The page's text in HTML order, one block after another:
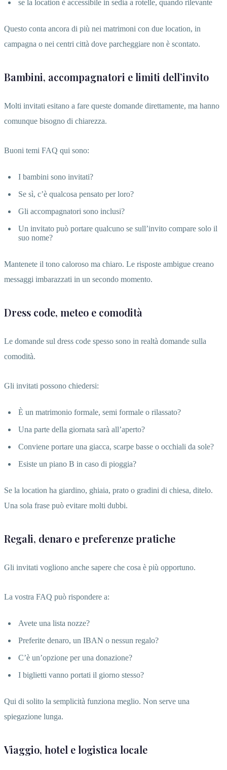
se la location è accessibile in sedia a rotelle, quando rilevante
Questo conta ancora di più nei matrimoni con due location, in
campagna o nei centri città dove parcheggiare non è scontato.
Bambini, accompagnatori e limiti dell’invito
Molti invitati esitano a fare queste domande direttamente, ma hanno
comunque bisogno di chiarezza.
Buoni temi FAQ qui sono:
I bambini sono invitati?
Se sì, c’è qualcosa pensato per loro?
Gli accompagnatori sono inclusi?
Un invitato può portare qualcuno se sull’invito compare solo il
suo nome?
Mantenete il tono caloroso ma chiaro. Le risposte ambigue creano
messaggi imbarazzati in un secondo momento.
Dress code, meteo e comodità
Le domande sul dress code spesso sono in realtà domande sulla
comodità.
Gli invitati possono chiedersi:
È un matrimonio formale, semi formale o rilassato?
Una parte della giornata sarà all’aperto?
Conviene portare una giacca, scarpe basse o occhiali da sole?
Esiste un piano B in caso di pioggia?
Se la location ha giardino, ghiaia, prato o gradini di chiesa, ditelo.
Una sola frase può evitare molti dubbi.
Regali, denaro e preferenze pratiche
Gli invitati vogliono anche sapere che cosa è più opportuno.
La vostra FAQ può rispondere a:
Avete una lista nozze?
Preferite denaro, un IBAN o nessun regalo?
C’è un’opzione per una donazione?
I biglietti vanno portati il giorno stesso?
Qui di solito la semplicità funziona meglio. Non serve una
spiegazione lunga.
Viaggio, hotel e logistica locale